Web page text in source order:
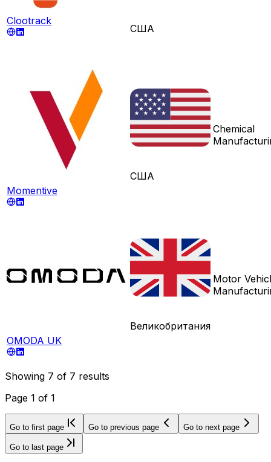
Clootrack
США
Momentive
США
Chemical
OMODA UK
Великобритания
Motor
Showing 7 of 7 results
Page 1 of 1
Go to first page Go to previous page Go to next page
Go to last page